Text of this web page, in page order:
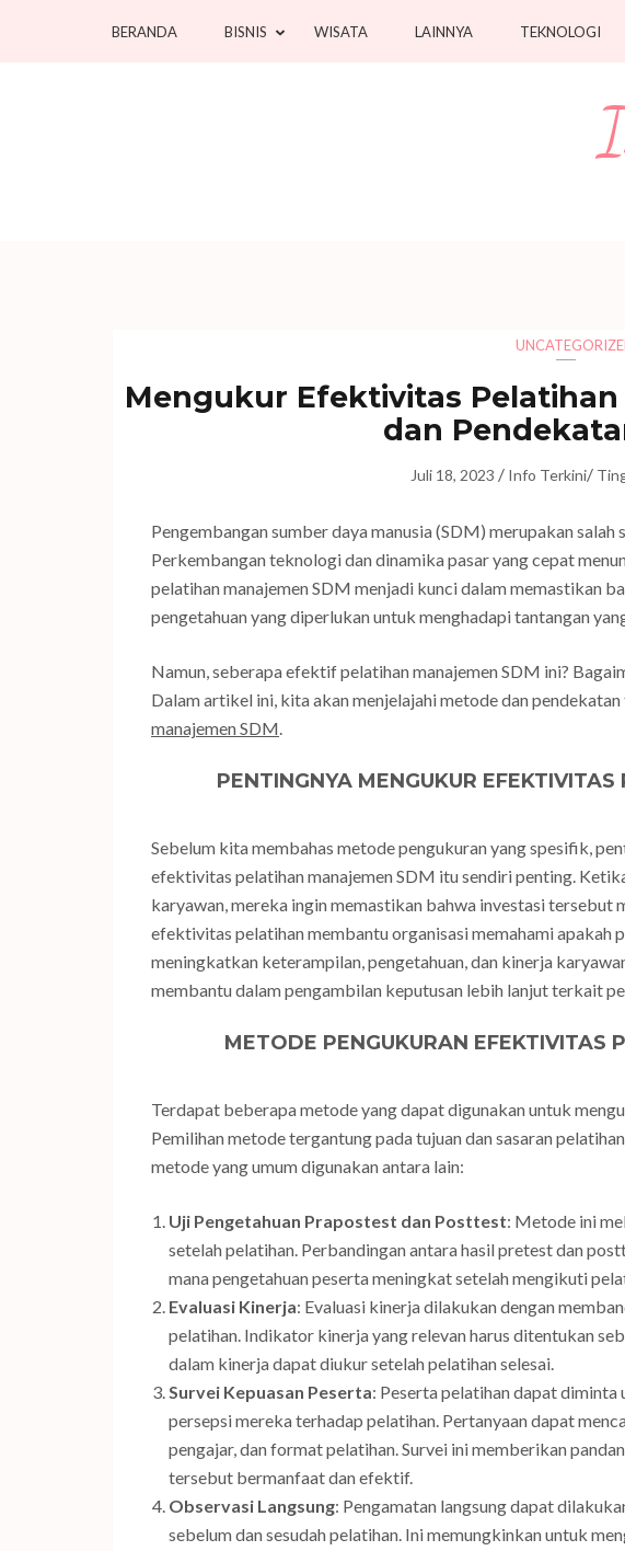
BERANDA BISNIS WISATA LAINNYA TEKNOLOGI
Mengukur Efektivitas
dan
Juli 18, 2023 / Info Terkini/
Pengembangan sumber daya manusia (SDM) merupakan
Perkembangan teknologi dan dinamika pasar yang cepat
pelatihan manajemen SDM menjadi kunci dalam memastikan
pengetahuan yang diperlukan untuk menghadapi tantangan
Namun, seberapa efektif pelatihan manajemen SDM ini?
Dalam artikel ini, kita akan menjelajahi metode dan
manajemen SDM.
PENTINGNYA MENGUKUR
Sebelum kita membahas metode pengukuran yang spesifik,
efektivitas pelatihan manajemen SDM itu sendiri penting.
karyawan, mereka ingin memastikan bahwa investasi tersebut
efektivitas pelatihan membantu organisasi memahami apakah
meningkatkan keterampilan, pengetahuan, dan kinerja
membantu dalam pengambilan keputusan lebih lanjut terkait
METODE PENGUKURAN EFEKTIVITAS
Terdapat beberapa metode yang dapat digunakan untuk
Pemilihan metode tergantung pada tujuan dan sasaran
metode yang umum digunakan antara lain:
Uji Pengetahuan Prapostest dan Posttest: Metode ini
setelah pelatihan. Perbandingan antara hasil pretest dan
mana pengetahuan peserta meningkat setelah mengikuti
Evaluasi Kinerja: Evaluasi kinerja dilakukan dengan
pelatihan. Indikator kinerja yang relevan harus ditentukan
dalam kinerja dapat diukur setelah pelatihan selesai.
Survei Kepuasan Peserta: Peserta pelatihan dapat diminta
persepsi mereka terhadap pelatihan. Pertanyaan dapat
pengajar, dan format pelatihan. Survei ini memberikan
tersebut bermanfaat dan efektif.
Observasi Langsung: Pengamatan langsung dapat
sebelum dan sesudah pelatihan. Ini memungkinkan untuk